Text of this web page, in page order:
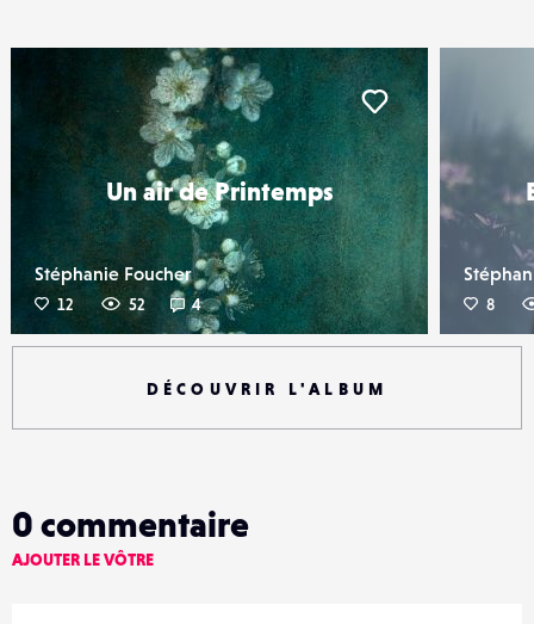
Un air de Printemps
Stéphanie Foucher
12 52 4
Liker
8
DÉCOUVRIR L'ALBUM
0 commentaire
AJOUTER LE VÔTRE